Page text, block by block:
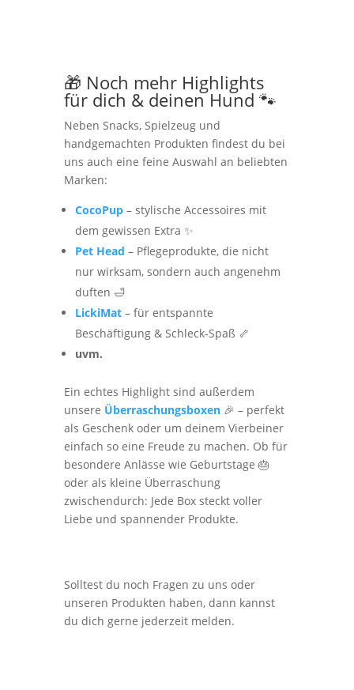
🎁 Noch mehr Highlights
für dich & deinen Hund 🐾
Neben Snacks, Spielzeug und
handgemachten Produkten findest du bei
uns auch eine feine Auswahl an beliebten
Marken:
CocoPup– stylische Accessoires mit
dem gewissen Extra ✨
Pet Head – Pflegeprodukte, die nicht
nur wirksam, sondern auch angenehm
duften 🛁
LickiMat – für entspannte
Beschäftigung & Schleck-Spaß 🦴
uvm.
Ein echtes Highlight sind außerdem
unsere Überraschungsboxen 🎉 – perfekt
als Geschenk oder um deinem Vierbeiner
einfach so eine Freude zu machen. Ob für
besondere Anlässe wie Geburtstage 🎂
oder als kleine Überraschung
zwischendurch: Jede Box steckt voller
Liebe und spannender Produkte.
Solltest du noch Fragen zu uns oder
unseren Produkten haben, dann kannst
du dich gerne jederzeit melden.